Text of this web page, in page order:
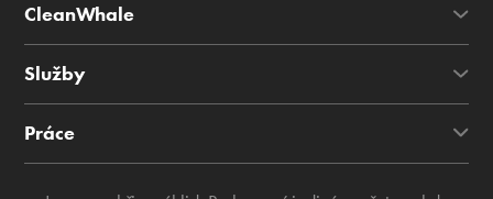
CleanWhale
Služby
Práce